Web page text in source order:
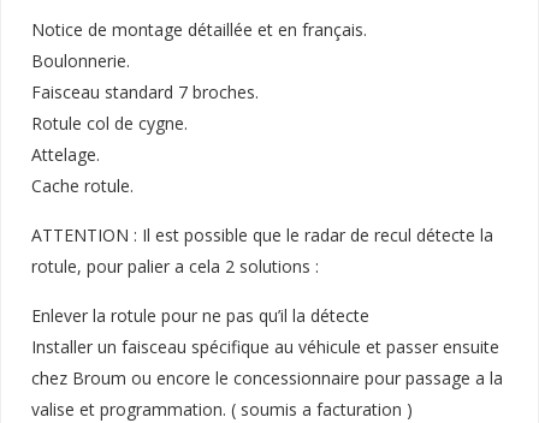
Notice de montage détaillée et en français.
Boulonnerie.
Faisceau standard 7 broches.
Rotule col de cygne.
Attelage.
Cache rotule.
ATTENTION : Il est possible que le radar de recul détecte la
rotule, pour palier a cela 2 solutions :
Enlever la rotule pour ne pas qu’il la détecte
Installer un faisceau spécifique au véhicule et passer ensuite
chez Broum ou encore le concessionnaire pour passage a la
valise et programmation. ( soumis a facturation )